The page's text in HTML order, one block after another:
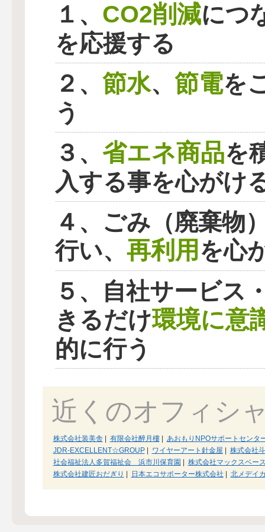
１、 CO2削減につ
を応援する
２、 節水、 節電を
う
３、 省エネ商品を
入する事を心がけ
４、ごみ（廃棄物
行い、 再利用を心
５、自社サービス
きるだけ環境に意
的に行う
近くのオフィシ
株式会社装美舎| 有限会社醉月樓|
あおもりNPOサポートセンタ
JDR-EXCELLENT☆GROUP| ワイヤーアート針金屋
株式会社
社会福祉法人多賀福祉会 浜市川保育園
株式会社マックスベー
株式会社建匠おだぎり
日本エコサポーター株式会社 北メデイ